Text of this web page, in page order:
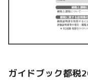
ガイドブック都税